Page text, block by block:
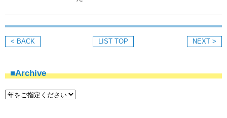
< BACK LIST TOP NEXT >
■Archive